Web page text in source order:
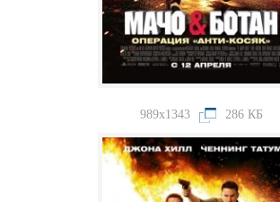
989x1343 286 КБ